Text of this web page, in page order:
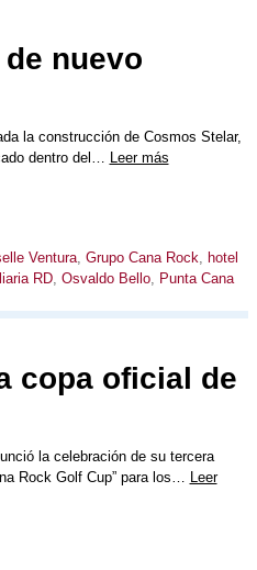
nuevo
la construcción de Cosmos Stelar,
dentro del… Leer más
Ventura, Grupo Cana Rock, hotel
RD, Osvaldo Bello, Punta Cana
copa oficial de
la celebración de su tercera
Rock Golf Cup” para los… Leer